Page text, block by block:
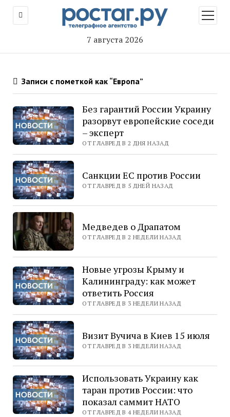
7 августа 2026
меню
Записи с пометкой как “Европа”
Без гарантий России Украину
разорвут европейские соседи
– эксперт
ОТ ГЛАВРЕД В 2 ДНЯ НАЗАД
Санкции ЕС против России
ОТ ГЛАВРЕД В 5 ДНЕЙ НАЗАД
Медведев о Драпатом
ОТ ГЛАВРЕД В 2 НЕДЕЛИ НАЗАД
Новые угрозы Крыму и
Калининграду: как может
ответить Россия
ОТ ГЛАВРЕД В 3 НЕДЕЛИ НАЗАД
Визит Вучича в Киев 15 июля
ОТ ГЛАВРЕД В 3 НЕДЕЛИ НАЗАД
Использовать Украину как
таран против России: что
показал саммит НАТО
ОТ ГЛАВРЕД В 4 НЕДЕЛИ НАЗАД